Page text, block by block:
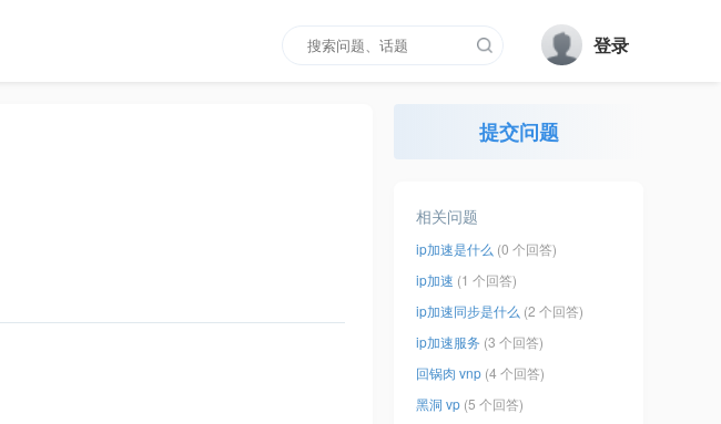
登录
提交问题
相关问题
ip加速是什么 (0 个回答)
ip加速 (1 个回答)
ip加速同步是什么 (2 个回答)
ip加速服务 (3 个回答)
回锅肉 vnp (4 个回答)
黑洞 vp (5 个回答)